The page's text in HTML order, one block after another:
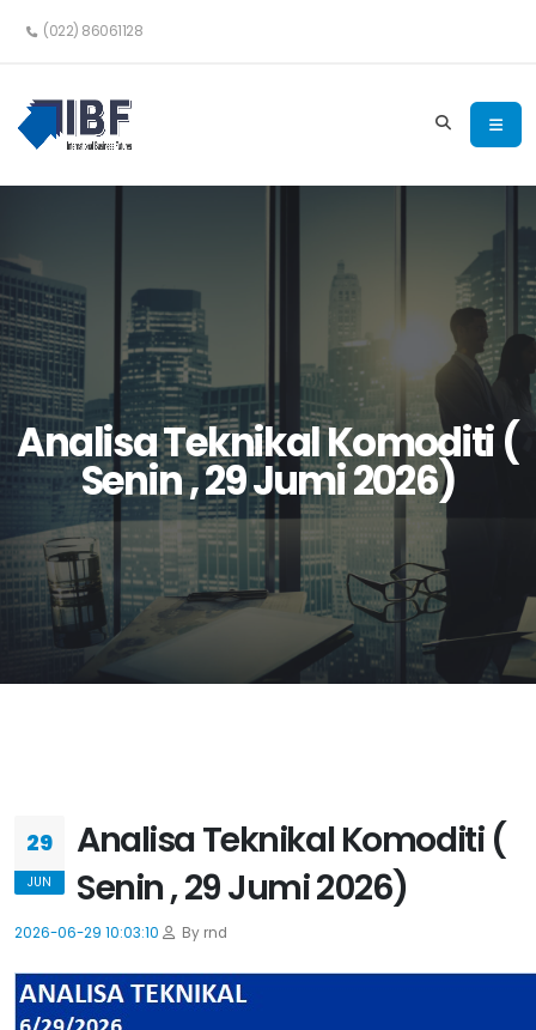
(022) 86061128
Analisa Teknikal Komoditi (
Senin , 29 Jumi 2026)
29
JUN
Analisa Teknikal Komoditi (
Senin , 29 Jumi 2026)
2026-06-29 10:03:10 By rnd